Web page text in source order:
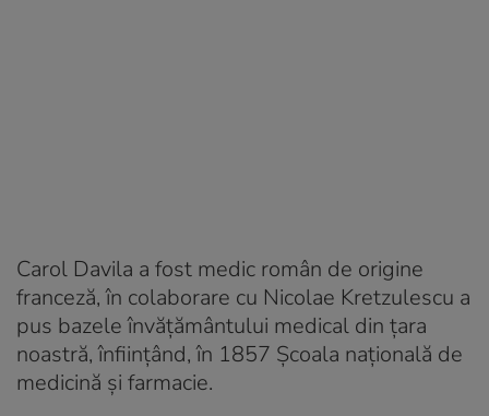
Carol Davila a fost medic român de origine
franceză, în colaborare cu Nicolae Kretzulescu a
pus bazele învățământului medical din țara
noastră, înființând, în 1857 Școala națională de
medicină și farmacie.